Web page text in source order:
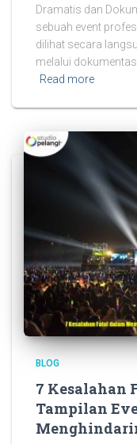
Dramatis dan
sebuah event
dilihat secara
melalui
Read more
BLOG
7 Kesalahan
Tampilan